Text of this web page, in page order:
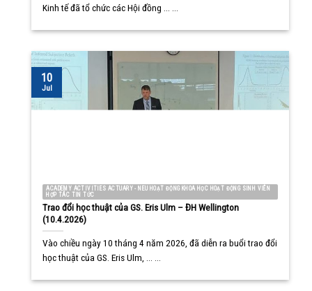
Kinh tế đã tổ chức các Hội đồng ... ...
ACADEMY ACTIVITIES ACTUARY - NEU HOẠT ĐỘNG KHOA HỌC HOẠT ĐỘNG SINH VIÊN
HỢP TÁC TIN TỨC
Trao đổi học thuật của GS. Eris Ulm – ĐH Wellington
(10.4.2026)
Vào chiều ngày 10 tháng 4 năm 2026, đã diễn ra buổi trao đổi
học thuật của GS. Eris Ulm, ... ...
10
Jul